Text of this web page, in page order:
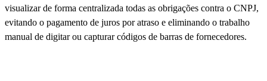
visualizar de forma centralizada todas as obrigações contra o CNPJ,
evitando o pagamento de juros por atraso e eliminando o trabalho
manual de digitar ou capturar códigos de barras de fornecedores.